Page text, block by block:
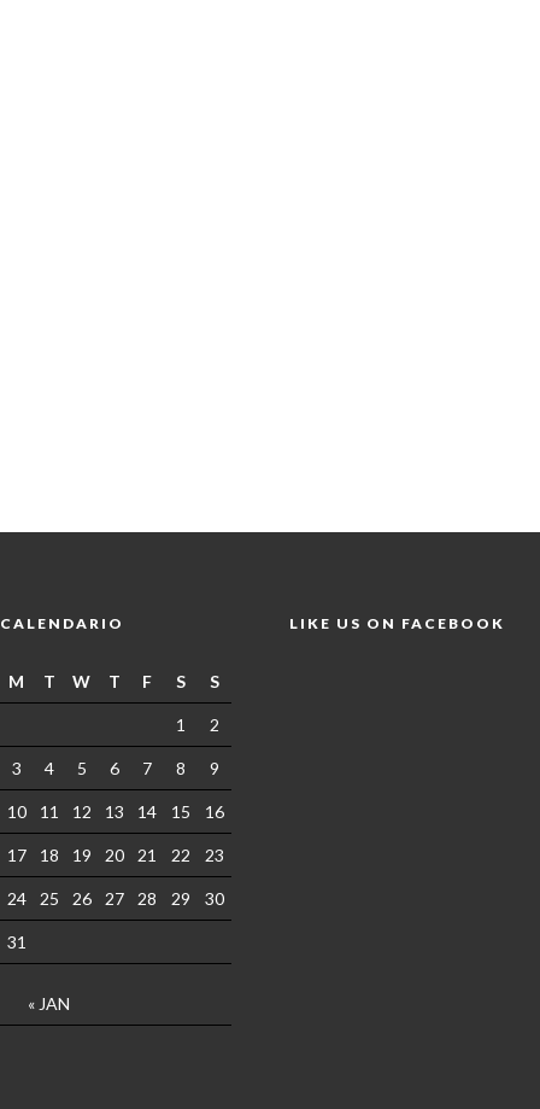
CALENDARIO
M T W T F S S
« JAN
1 2
3 4 5 6 7 8 9
10 11 12 13 14 15 16
17 18 19 20 21 22 23
24 25 26 27 28 29 30
31
LIKE US ON FACEBOOK